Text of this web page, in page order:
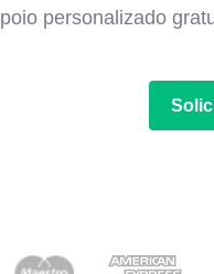
personalizado